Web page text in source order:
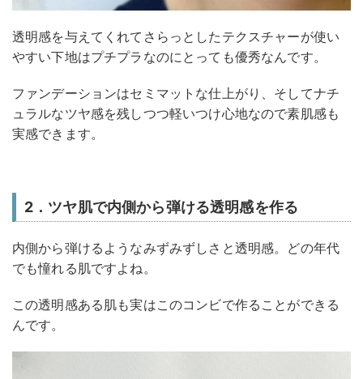
透明感を与えてくれてさらっとしたテクスチャーが使い
やすい下地はプチプラなのにとっても優秀なんです。
ファンデーションはセミマットな仕上がり、そしてナチ
ュラルなツヤ感を残しつつ軽いつけ心地なので素肌感も
実感できます。
2．ツヤ肌で内側から弾ける透明感を作る
内側から弾けるようなみずみずしさと透明感。どの年代
でも憧れる肌ですよね。
この透明感ある肌も実はこのコンビで作ることができる
んです。